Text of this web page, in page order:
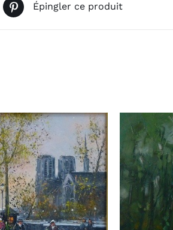
Épingler ce produit
/ APERÇU